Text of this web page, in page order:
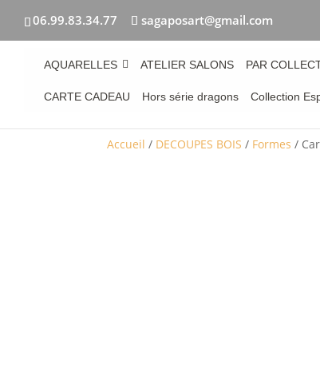
06.99.83.34.77 sagaposart@gmail.com
AQUARELLES ATELIER SALONS PAR
CARTE CADEAU Hors série dragons Collection
Accueil / DECOUPES BOIS / Formes /